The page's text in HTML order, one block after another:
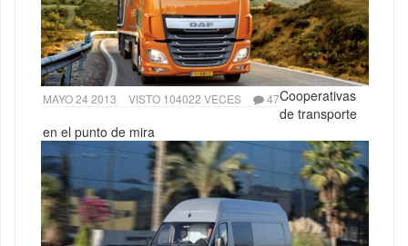
MAYO 24 2013 VISTO 104022 VECES 47Cooperativas
de transporte
en el punto de mira